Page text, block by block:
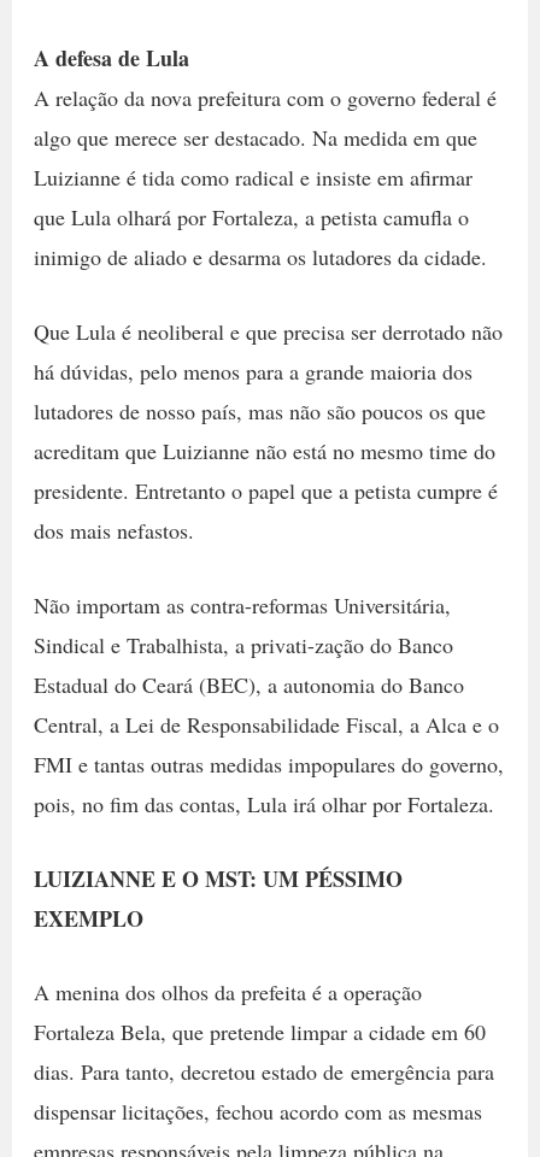
A defesa de Lula
A relação da nova prefeitura com o governo federal é
algo que merece ser destacado. Na medida em que
Luizianne é tida como radical e insiste em afirmar
que Lula olhará por Fortaleza, a petista camufla o
inimigo de aliado e desarma os lutadores da cidade.
Que Lula é neoliberal e que precisa ser derrotado não
há dúvidas, pelo menos para a grande maioria dos
lutadores de nosso país, mas não são poucos os que
acreditam que Luizianne não está no mesmo time do
presidente. Entretanto o papel que a petista cumpre é
dos mais nefastos.
Não importam as contra-reformas Universitária,
Sindical e Trabalhista, a privati-zação do Banco
Estadual do Ceará (BEC), a autonomia do Banco
Central, a Lei de Responsabilidade Fiscal, a Alca e o
FMI e tantas outras medidas impopulares do governo,
pois, no fim das contas, Lula irá olhar por Fortaleza.
LUIZIANNE E O MST: UM PÉSSIMO
EXEMPLO
A menina dos olhos da prefeita é a operação
Fortaleza Bela, que pretende limpar a cidade em 60
dias. Para tanto, decretou estado de emergência para
dispensar licitações, fechou acordo com as mesmas